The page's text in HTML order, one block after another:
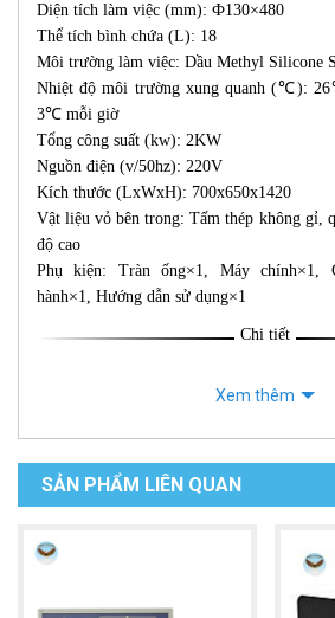
Diện tích làm việc (mm): Ф130×480
Thể tích bình chứa (L): 18
Môi trường làm việc: Dầu Methyl Silicone
Nhiệt độ môi trường xung quanh (℃):
3℃ mỗi giờ
Tổng công suất (kw): 2KW
Nguồn điện (v/50hz): 220V
Kích thước (LxWxH): 700x650x1420
Vật liệu vỏ bên trong: Tấm thép không gỉ,
độ cao
Phụ kiện: Tràn ống×1, Máy chính×1,
hành×1, Hướng dẫn sử dụng×1
Chi tiết
Xem thêm
SẢN PHẨM LIÊN QUAN